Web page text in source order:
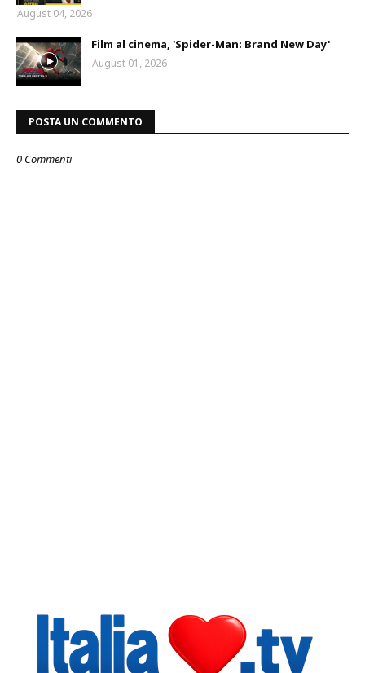
August 04, 2026
Film al cinema, 'Spider-Man: Brand New Day'
August 01, 2026
POSTA UN COMMENTO
0 Commenti